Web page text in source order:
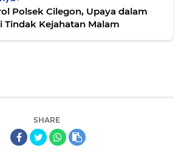
Polsek Cilegon, Upaya dalam
Tindak Kejahatan Malam
SHARE